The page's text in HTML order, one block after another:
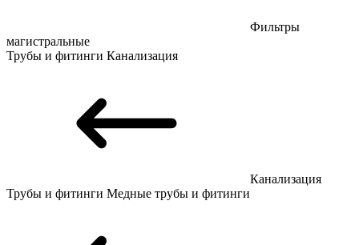
Фильтры
магистральные
Трубы и фитинги Канализация
Канализация
Трубы и фитинги Медные трубы и фитинги